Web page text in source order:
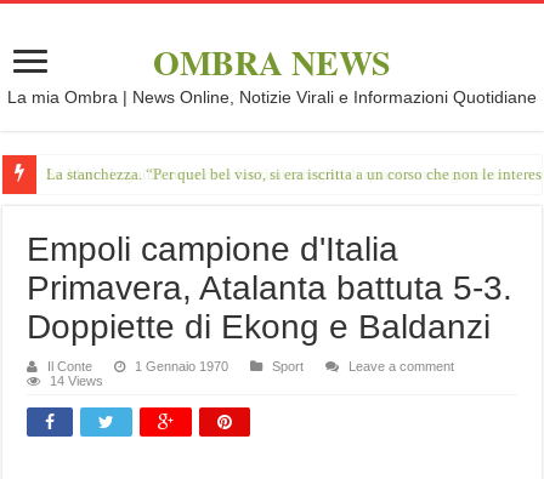
OMBRA NEWS
La mia Ombra | News Online, Notizie Virali e Informazioni Quotidiane
La stanchezza. “Per quel bel viso, si era iscritta a un corso che non le
Empoli campione d'Italia
Primavera, Atalanta battuta 5-3.
Doppiette di Ekong e Baldanzi
Il Conte 1 Gennaio 1970 Sport
Leave a comment
14 Views